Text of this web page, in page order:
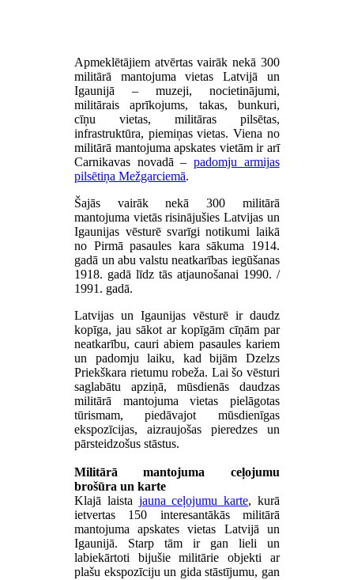
Apmeklētājiem atvērtas vairāk nekā 300
militārā mantojuma vietas Latvijā un
Igaunijā – muzeji, nocietinājumi,
militārais aprīkojums, takas, bunkuri,
cīņu vietas, militāras pilsētas,
infrastruktūra, piemiņas vietas. Viena no
militārā mantojuma apskates vietām ir arī
Carnikavas novadā –padomju armijas
pilsētiņa Mežgarciemā.
Šajās vairāk nekā 300 militārā
mantojuma vietās risinājušies Latvijas un
Igaunijas vēsturē svarīgi notikumi laikā
no Pirmā pasaules kara sākuma 1914.
gadā un abu valstu neatkarības iegūšanas
1918. gadā līdz tās atjaunošanai 1990. /
1991. gadā.
Latvijas un Igaunijas vēsturē ir daudz
kopīga, jau sākot ar kopīgām cīņām par
neatkarību, cauri abiem pasaules kariem
un padomju laiku, kad bijām Dzelzs
Priekškara rietumu robeža. Lai šo vēsturi
saglabātu apziņā, mūsdienās daudzas
militārā mantojuma vietas pielāgotas
tūrismam, piedāvajot mūsdienīgas
ekspozīcijas, aizraujošas pieredzes un
pārsteidzošus stāstus.
Militārā mantojuma ceļojumu
brošūra un karte
Klajā laista jauna ceļojumu karte, kurā
ietvertas 150 interesantākās militārā
mantojuma apskates vietas Latvijā un
Igaunijā. Starp tām ir gan lieli un
labiekārtoti bijušie militārie objekti ar
plašu ekspozīciju un gida stāstījumu, gan